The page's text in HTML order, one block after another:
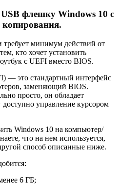
флешку Windows 10 с
требует минимум действий от
кто хочет установить
с UEFI вместо BIOS.
— это стандартный интерфейс
заменяющий BIOS.
просто, он обладает
управление курсором
Windows 10 на компьютер/
что на нем используется,
способ описанные ниже.
6 ГБ;